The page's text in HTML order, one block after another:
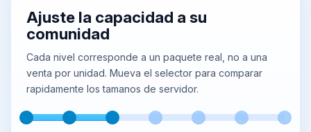
Ajuste la capacidad a su
comunidad
Cada nivel corresponde a un paquete real, no a una
venta por unidad. Mueva el selector para comparar
rapidamente los tamanos de servidor.